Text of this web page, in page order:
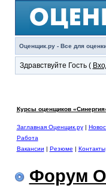
Оценщик.ру - Все для
Здравствуйте Гость (
Курсы оценщиков
Заглавная Оценщик.ру|
Работа
Вакансии | Резюме | Контакты
Форум